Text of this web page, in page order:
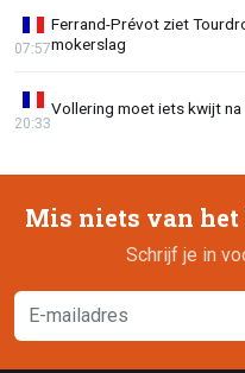
Ferrand-Prévot ziet
mokerslag
07:57
Vollering moet iets kwijt
20:33
Mis niets van
Schrijf je in